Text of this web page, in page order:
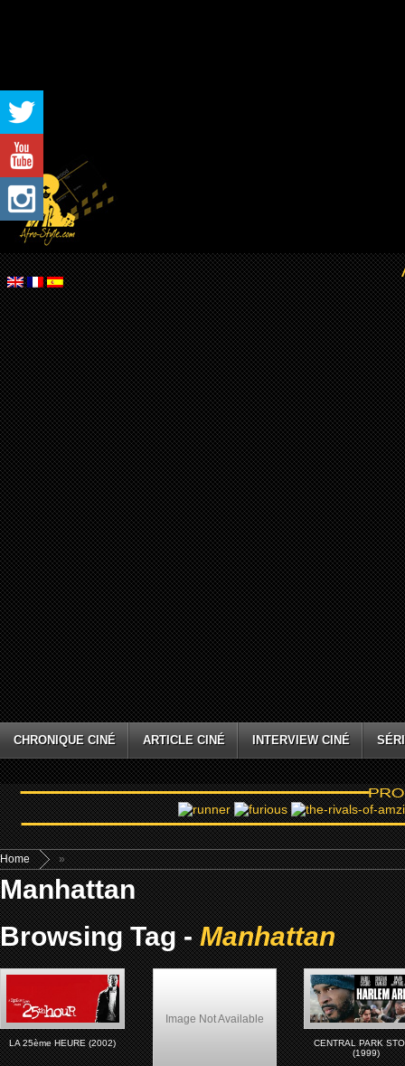
CHRONIQUE CINÉ ARTICLE CINÉ INTERVIEW CINÉ
Home »
Manhattan
Browsing Tag -Manhattan
LA 25ème HEURE (2002)
Image Not Available
CENTRAL PARK
(1999)